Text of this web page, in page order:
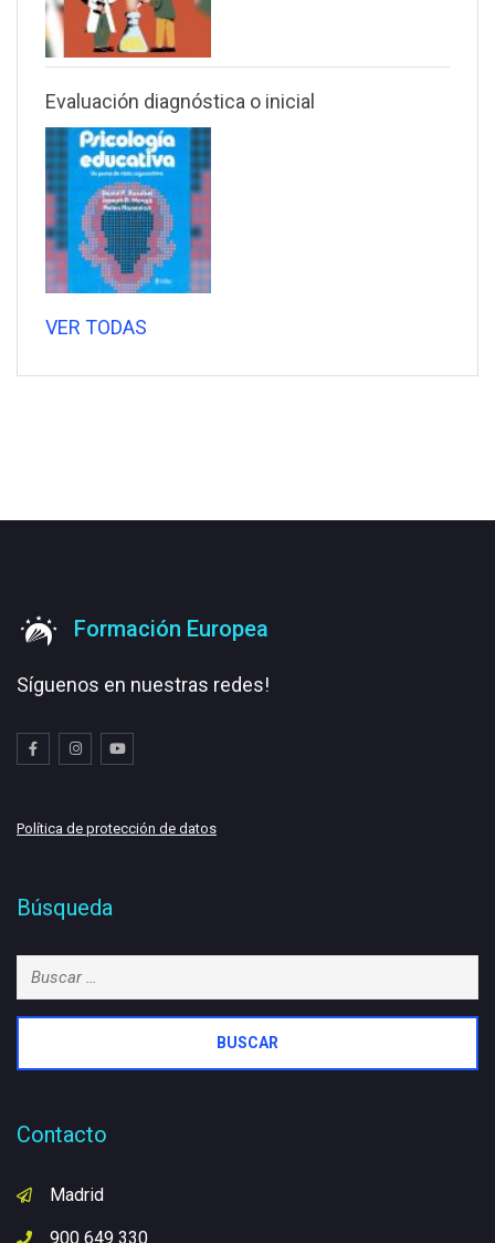
Evaluación diagnóstica o inicial
VER TODAS
Formación Europea
Síguenos en nuestras redes!
Política de protección de datos
Búsqueda
Buscar:
Contacto
Madrid
900 649 330